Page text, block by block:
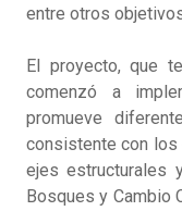
entre otros
El proyecto, que
comenzó a
promueve
consistente con
ejes estructurales
Bosques y Cambio